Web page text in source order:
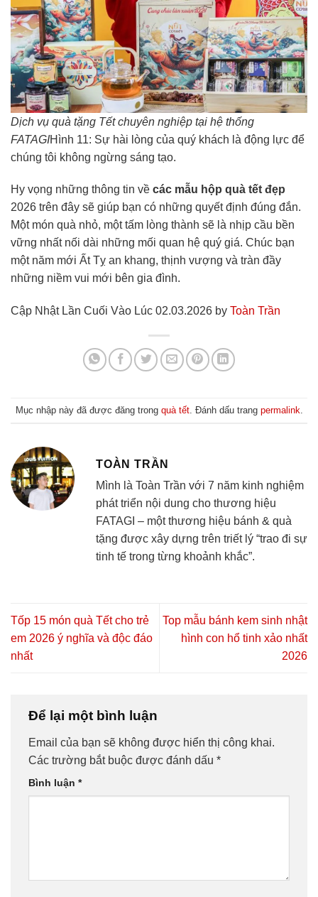
Dịch vụ quà tặng Tết chuyên nghiệp tại hệ thống
FATAGIHình 11: Sự hài lòng của quý khách là động lực để
chúng tôi không ngừng sáng tạo.
Hy vọng những thông tin về các mẫu hộp quà tết đẹp
2026 trên đây sẽ giúp bạn có những quyết định đúng đắn.
Một món quà nhỏ, một tấm lòng thành sẽ là nhịp cầu bền
vững nhất nối dài những mối quan hệ quý giá. Chúc bạn
một năm mới Ất Tỵ an khang, thịnh vượng và tràn đầy
những niềm vui mới bên gia đình.
Cập Nhật Lần Cuối Vào Lúc 02.03.2026 by Toàn Trần
Mục nhập này đã được đăng trong quà tết. Đánh dấu trang permalink
TOÀN TRẦN
Mình là Toàn Trần với 7 năm kinh nghiệm
phát triển nội dung cho thương hiệu
FATAGI – một thương hiệu bánh & quà
tặng được xây dựng trên triết lý “trao đi sự
tinh tế trong từng khoảnh khắc”.
Tốp 15 món quà Tết cho trẻ
em 2026 ý nghĩa và độc đáo
nhất
Top mẫu bánh kem sinh nhật
hình con hổ tinh xảo nhất
2026
Để lại một bình luận
Email của bạn sẽ không được hiển thị công khai.
Các trường bắt buộc được đánh dấu *
Bình luận *